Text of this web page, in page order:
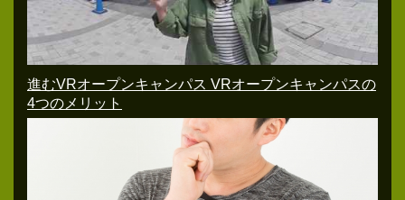
進むVRオープンキャンパス VRオープンキャンパスの
4つのメリット